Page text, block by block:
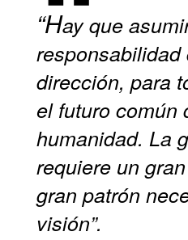
“Hay que
responsabilidad
dirección, para
el futuro común
humanidad. La
requiere un
gran patrón
visión”.